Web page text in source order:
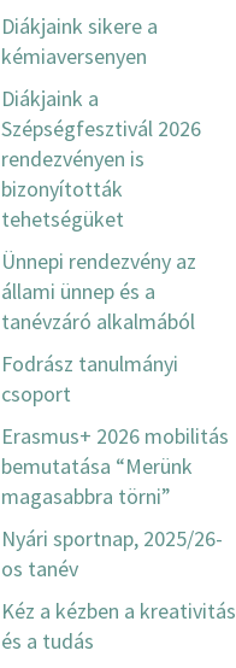
Diákjaink sikere a
kémiaversenyen
Diákjaink a
Szépségfesztivál 2026
rendezvényen is
bizonyították
tehetségüket
Ünnepi rendezvény az
állami ünnep és a
tanévzáró alkalmából
Fodrász tanulmányi
csoport
Erasmus+ 2026 mobilitás
bemutatása “Merünk
magasabbra törni”
Nyári sportnap, 2025/26-
os tanév
Kéz a kézben a kreativitás
és a tudás